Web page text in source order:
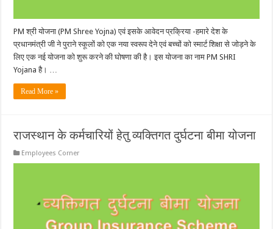
PM श्री योजना (PM Shree Yojna) एवं इसके आवेदन प्रक्रिया -हमारे देश के
प्रधानमंत्री जी ने पुराने स्कूलों को एक नया स्वरूप देने एवं बच्चों को स्मार्ट शिक्षा से जोड़ने के
लिए एक नई योजना को शुरू करने की घोषणा की है। इस योजना का नाम PM SHRI
Yojana है। …
Read More »
राजस्थान के कर्मचारियों हेतु व्यक्तिगत दुर्घटना बीमा योजना
Employees Corner